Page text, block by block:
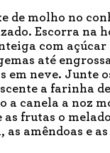
de molho no
Escorra na
com açúcar
até
em neve. Junte
a farinha
a canela a noz
as frutas o
as amêndoas e as